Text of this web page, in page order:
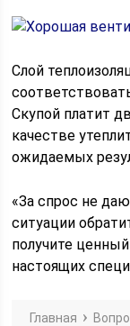
Слой
Скупой платит
качестве
ожидаемых
«За спрос не
ситуации
получите
настоящих
Главная